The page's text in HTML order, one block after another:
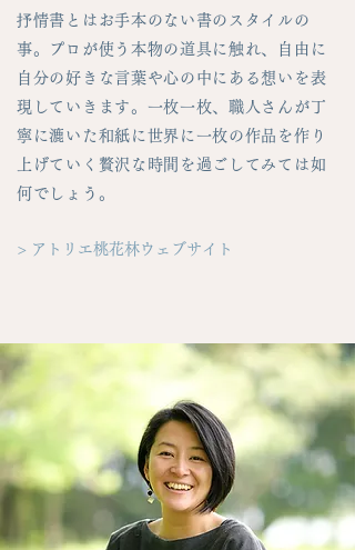
抒情書とはお手本のない書のスタイルの
事。プロが使う本物の道具に触れ、自由に
自分の好きな言葉や心の中にある想いを表
現していきます。一枚一枚、職人さんが丁
寧に漉いた和紙に世界に一枚の作品を作り
上げていく贅沢な時間を過ごしてみては如
何でしょう。
> アトリエ桃花林ウェブサイト